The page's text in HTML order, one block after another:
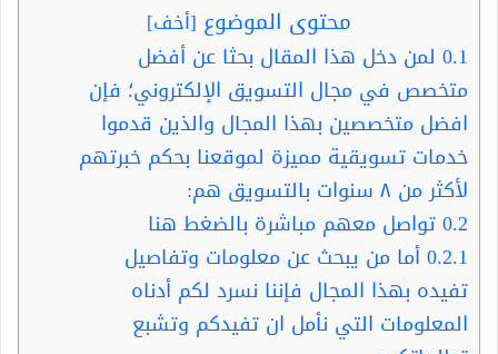
محتوى الموضوع [أخف]
0.1 لمن دخل هذا المقال بحثا عن أفضل
متخصص في مجال التسويق الإلكتروني؛ فإن
افضل متخصصين بهذا المجال والذين قدموا
خدمات تسويقية مميزة لموقعنا بحكم خبرتهم
لأكثر من ٨ سنوات بالتسويق هم:
0.2تواصل معهم مباشرة بالضغط هنا
0.2.1أما من يبحث عن معلومات وتفاصيل
تفيده بهذا المجال فإننا نسرد لكم أدناه
المعلومات التي نأمل ان تفيدكم وتشبع